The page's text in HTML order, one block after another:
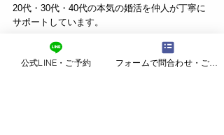
20代・30代・40代の本気の婚活を仲人が丁寧に
サポートしています。
▶ 仙台の結婚相談所「婚活サロン結Ring」の
細はこちら
公式LINE・ご予約